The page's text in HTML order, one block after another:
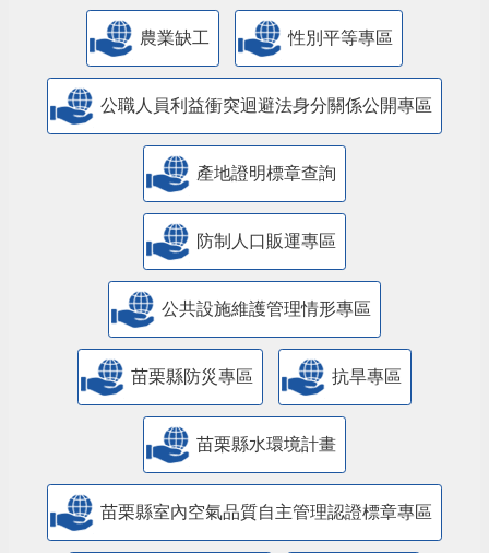
農業缺工 性別平等專區
公職人員利益衝突迴避法身分關係公開專區
產地證明標章查詢
防制人口販運專區
​公共設施維護管理情形專區
苗栗縣防災專區 抗旱專區
苗栗縣水環境計畫
苗栗縣室內空氣品質自主管理認證標章專區